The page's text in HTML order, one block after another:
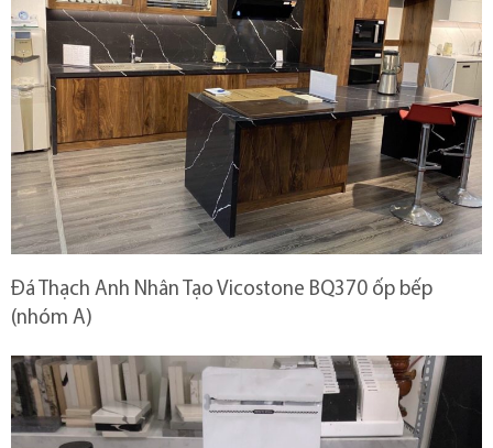
Đá Thạch Anh Nhân Tạo Vicostone BQ370 ốp bếp
(nhóm A)